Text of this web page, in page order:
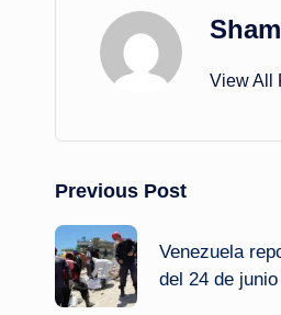
View All
Post
navigation
Previous Post
Venezuela
del 24 de junio